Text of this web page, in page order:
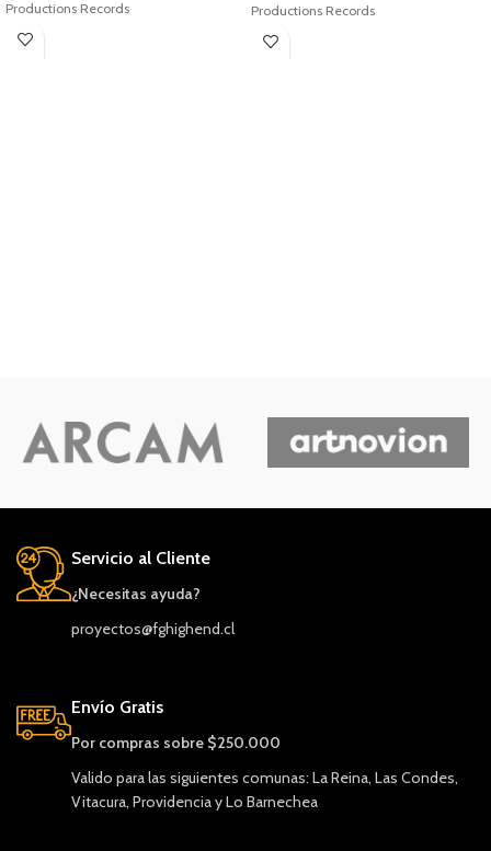
Productions Records
Productions Records
Servicio al Cliente
¿Necesitas ayuda?
proyectos@fghighend.cl
Envío Gratis
Por compras sobre $250.000
Valido para las siguientes comunas: La Reina, Las Condes,
Vitacura, Providencia y Lo Barnechea